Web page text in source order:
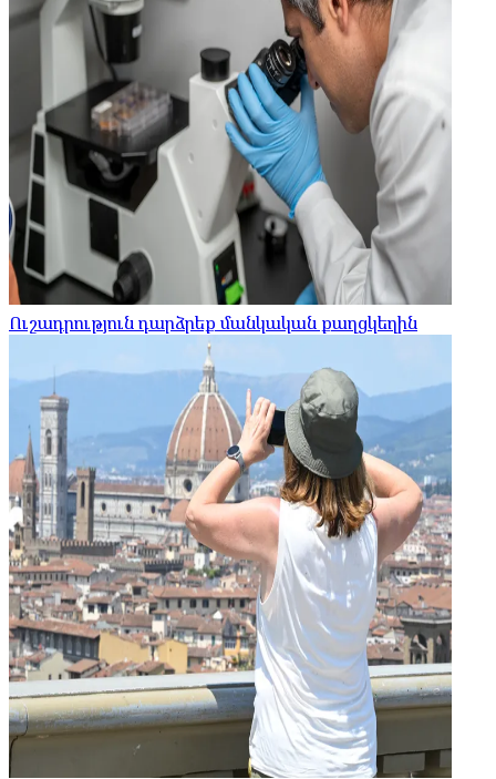
Ուշադրություն դարձրեք մանկական քաղցկեղին